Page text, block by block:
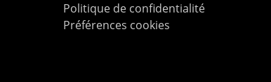
Politique de confidentialité
Préférences cookies